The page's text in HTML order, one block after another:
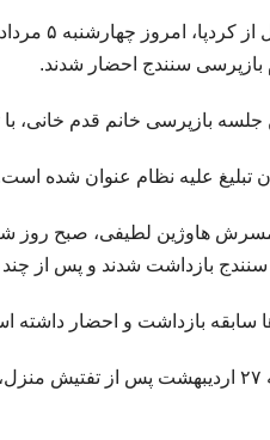
بازپرسی سنندج احضار شدند.
بازپرسی خانم قدم خانی، با
تبلیغ علیه نظام عنوان شده
بازداشت شدند و پس از
سابقه بازداشت و احضار داشته
گلنار قدیم‌خانی نیز روز سه‌ شنبه ۲۷